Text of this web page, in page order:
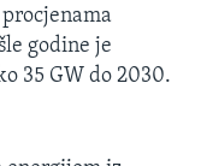
godine je
35 GW do 2030.